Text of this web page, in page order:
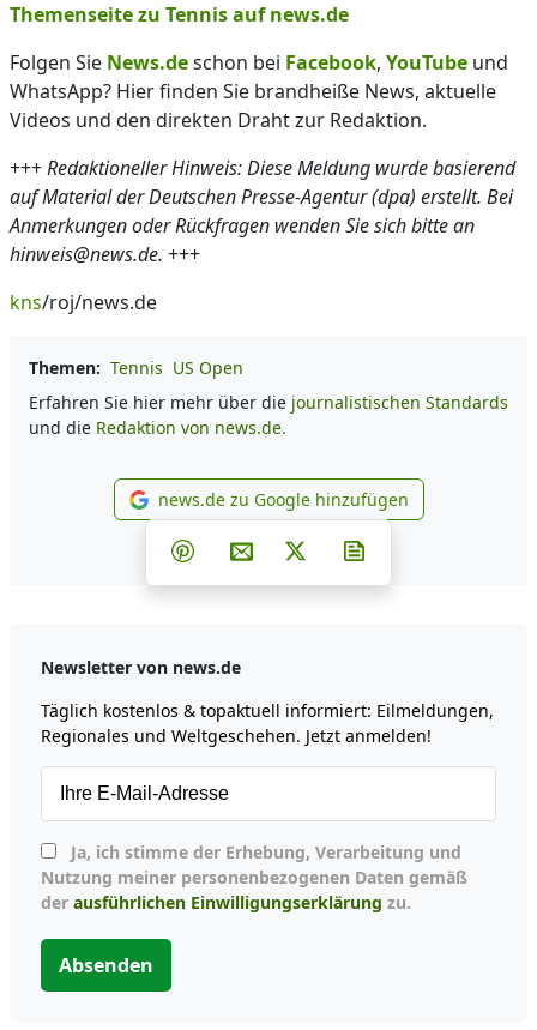
Themenseite zu Tennis auf news.de
Folgen Sie News.deschon bei Facebook, YouTube und
WhatsApp? Hier finden Sie brandheiße News, aktuelle
Videos und den direkten Draht zur Redaktion.
+++Redaktioneller Hinweis: Diese Meldung wurde basierend
auf Material der Deutschen Presse-Agentur (dpa) erstellt. Bei
Anmerkungen oder Rückfragen wenden Sie sich bitte an
hinweis@news.de. +++
kns/roj/news.de
Themen: Tennis US Open
Erfahren Sie hier mehr über die journalistischen Standards
und die Redaktion von news.de.
news.de zu Google
news.de zu Google hinzufügen
Teilen auf Facebook
Teilen auf Whatsapp
Teilen auf Telegram
Teilen auf Pinterest
Per E-Mail teilen
Post auf X
Newsletter von news.de
Täglich kostenlos & topaktuell informiert: Eilmeldungen,
Regionales und Weltgeschehen. Jetzt anmelden!
Nutzung meiner personenbezogenen Daten gemäß
der ausführlichen Einwilligungserklärung zu.
Absenden